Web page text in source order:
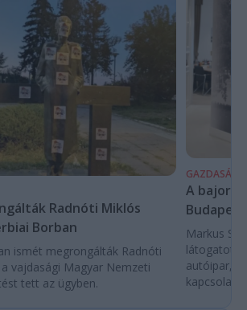
Radnóti Miklós
Borban
ismét megrongálták Radnóti
vajdasági Magyar Nemzeti
tett az ügyben.
GAZDASÁG
A bajor
Markus
látogatott
autóipar,